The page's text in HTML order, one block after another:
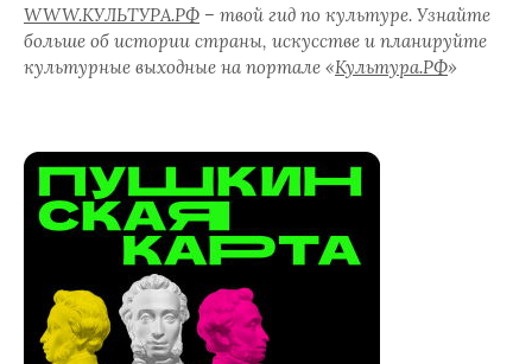
WWW.КУЛЬТУРА.РФ – твой гид по культуре. Узнайте
больше об истории страны, искусстве и планируйте
культурные выходные на портале «Культура.РФ»